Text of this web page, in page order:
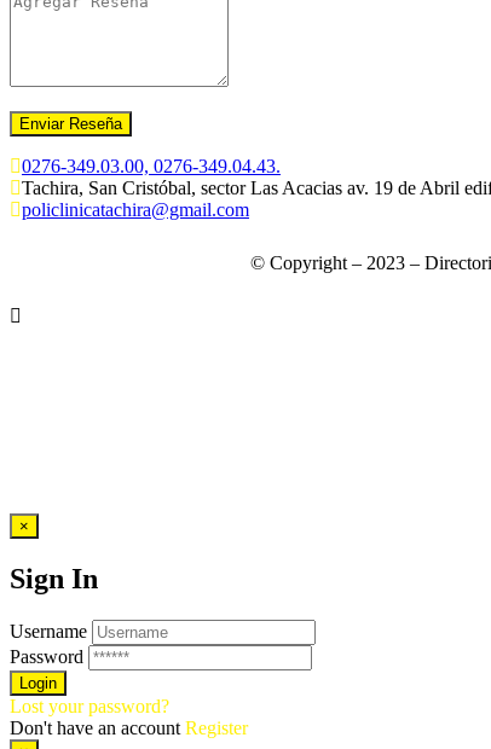
0276-349.03.00, 0276-349.04.43.
Tachira, San Cristóbal, sector Las Acacias av. 19 de Abril
policlinicatachira@gmail.com
© Copyright – 2023 –
×
Sign In
Username
Password
Lost your password?
Don't have an account Register